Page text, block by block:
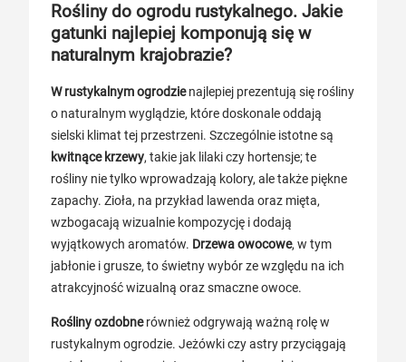
Rośliny do ogrodu rustykalnego. Jakie
gatunki najlepiej komponują się w
naturalnym krajobrazie?
W rustykalnym ogrodzienajlepiej prezentują się rośliny
o naturalnym wyglądzie, które doskonale oddają
sielski klimat tej przestrzeni. Szczególnie istotne są
kwitnące krzewy, takie jak lilaki czy hortensje; te
rośliny nie tylko wprowadzają kolory, ale także piękne
zapachy. Zioła, na przykład lawenda oraz mięta,
wzbogacają wizualnie kompozycję i dodają
wyjątkowych aromatów. Drzewa owocowe, w tym
jabłonie i grusze, to świetny wybór ze względu na ich
atrakcyjność wizualną oraz smaczne owoce.
Rośliny ozdobnerównież odgrywają ważną rolę w
rustykalnym ogrodzie. Jeżówki czy astry przyciągają